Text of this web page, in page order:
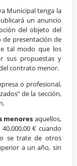
Municipal tenga la
un anuncio
del objeto del
presentación de
tal modo que los
sus propuestas y
contrato menor.
o profesional,
de la sección,
menores aquellos,
€ cuando
se trate de otros
a un año, sin